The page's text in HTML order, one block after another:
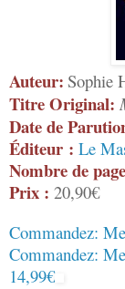
Auteur: Sophie
Titre Original:
Date de
Éditeur : Le
Nombre de
Prix : 20,90€
Commandez:
Commandez:
14,99€